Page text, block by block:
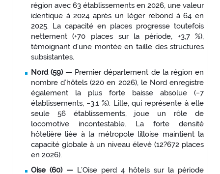
région avec 63 établissements en 2026, une valeur
identique à 2024 après un léger rebond à 64 en
2025. La capacité en places progresse toutefois
nettement (+70 places sur la période, +3,7 %),
témoignant d’une montée en taille des structures
subsistantes.
Nord (59) — Premier département de la région en
nombre d’hôtels (220 en 2026), le Nord enregistre
également la plus forte baisse absolue (−7
établissements, −3,1 %). Lille, qui représente à elle
seule 56 établissements, joue un rôle de
locomotive incontestable. La forte densité
hôtelière liée à la métropole lilloise maintient la
capacité globale à un niveau élevé (12?672 places
en 2026).
Oise (60) — L’Oise perd 4 hôtels sur la période